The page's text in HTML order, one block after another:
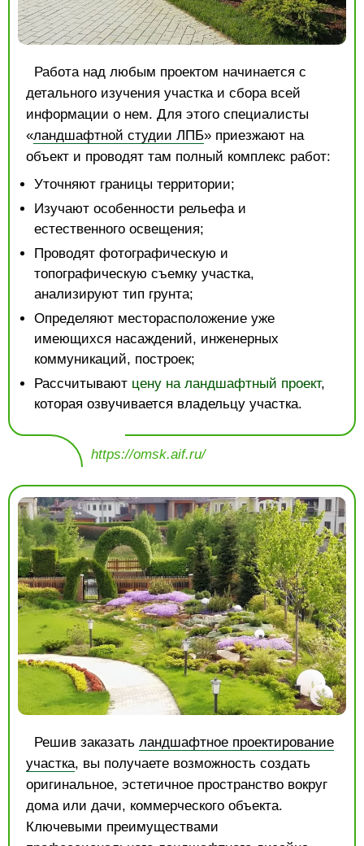
Работа над любым проектом начинается с
детального изучения участка и сбора всей
информации о нем. Для этого специалисты
«ландшафтной студии ЛПБ» приезжают на
объект и проводят там полный комплекс работ:
Уточняют границы территории;
Изучают особенности рельефа и
естественного освещения;
Проводят фотографическую и
топографическую съемку участка,
анализируют тип грунта;
Определяют месторасположение уже
имеющихся насаждений, инженерных
коммуникаций, построек;
Рассчитывают цену на ландшафтный проект,
которая озвучивается владельцу участка.
https://omsk.aif.ru/
Решив заказать ландшафтное проектирование
участка, вы получаете возможность создать
оригинальное, эстетичное пространство вокруг
дома или дачи, коммерческого объекта.
Ключевыми преимуществами